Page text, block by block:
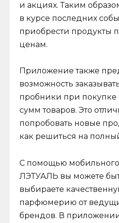
и акциях. Таким
в курсе последних
приобрести продукты
ценам.
Приложение также
возможность
пробники при
сумм товаров. Это
попробовать новые
как решиться на
С помощью
ЛЭТУАЛЬ вы можете
выбираете
парфюмерию от
брендов. В